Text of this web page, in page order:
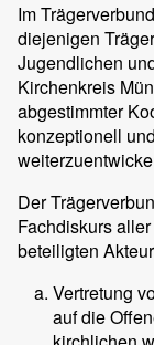
Im
diejenigen
Jugendlichen
Kirchenkreis
abgestimmter
konzeptionell
Der
Fachdiskurs
beteiligten
Vertretung
auf die